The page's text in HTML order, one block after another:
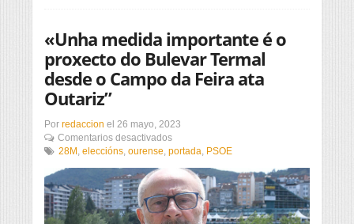
«Unha medida importante é o
proxecto do Bulevar Termal
desde o Campo da Feira ata
Outariz”
Por redaccion el 26 mayo, 2023
Comentarios desactivadosen
«Unha
importante
é
o
proxecto
28M, eleccións, ourense, portada, PSOE